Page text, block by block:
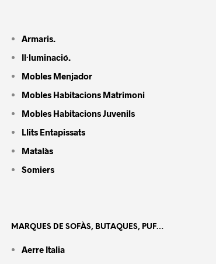
Armaris.
Il·luminació.
Mobles Menjador
Mobles Habitacions Matrimoni
Mobles Habitacions Juvenils
Llits Entapissats
Matalàs
Somiers
MARQUES DE SOFÀS, BUTAQUES, PUF…
Aerre Italia